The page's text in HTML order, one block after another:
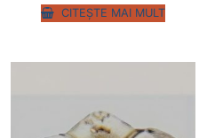
CITEȘTE MAI MULT